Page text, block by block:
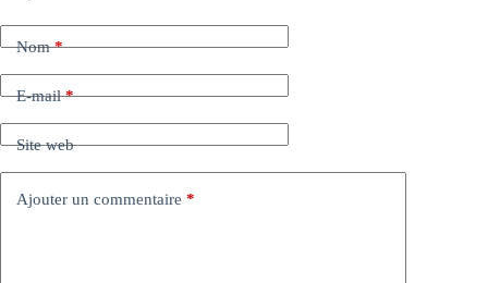
Nom*
E-mail*
Site web
Ajouter un commentaire *